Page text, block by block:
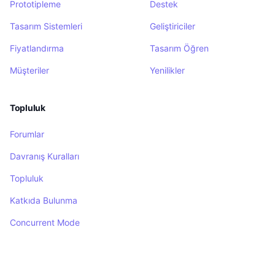
Prototipleme
Tasarım Sistemleri
Fiyatlandırma
Müşteriler
Destek
Geliştiriciler
Tasarım Öğren
Yenilikler
Topluluk
Forumlar
Davranış Kuralları
Topluluk
Katkıda Bulunma
Concurrent Mode